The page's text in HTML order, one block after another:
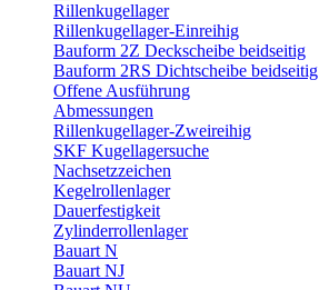
Rillenkugellager
Rillenkugellager-Einreihig
Bauform 2Z Deckscheibe beidseitig
Bauform 2RS Dichtscheibe beidseitig
Offene Ausführung
Abmessungen
Rillenkugellager-Zweireihig
SKF Kugellagersuche
Nachsetzzeichen
Kegelrollenlager
Dauerfestigkeit
Zylinderrollenlager
Bauart N
Bauart NJ